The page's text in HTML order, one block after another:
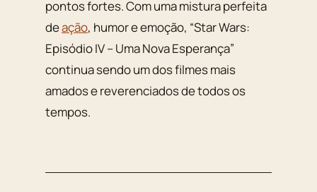
pontos fortes. Com uma mistura perfeita
deação, humor e emoção, “Star Wars:
Episódio IV – Uma Nova Esperança”
continua sendo um dos filmes mais
amados e reverenciados de todos os
tempos.